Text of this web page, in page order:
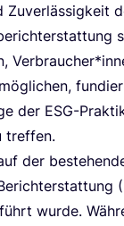
Zuver­läs­sig­keit
der ESG-
treffen.
der
(
wur­de.